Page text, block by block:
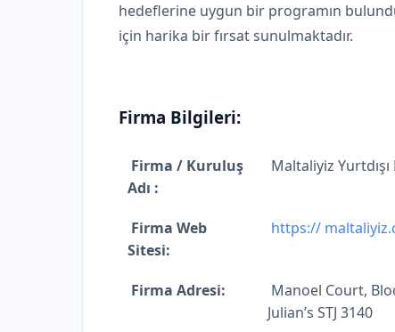
hedeflerine uygun bir programın
için harika bir fırsat sunulmaktadır.
Firma Bilgileri:
Firma / Kuruluş
Adı :
Maltaliyiz Yurtdışı
Firma Web
Sitesi:
https://
Firma Adresi:
Manoel Court,
Julian’s STJ 3140